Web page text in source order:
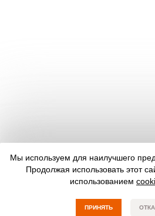
Мы используем для наилучшего
Продолжая использовать этот
использованием
ПРИНЯТЬ